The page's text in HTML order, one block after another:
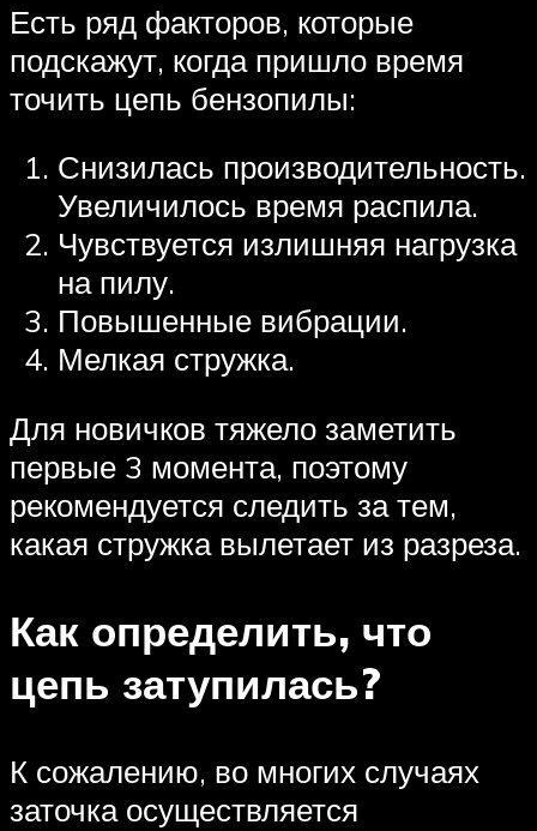
Есть ряд факторов, которые
подскажут, когда пришло время
точить цепь бензопилы:
Снизилась производительность.
Увеличилось время распила.
Чувствуется излишняя нагрузка
на пилу.
Повышенные вибрации.
Мелкая стружка.
Для новичков тяжело заметить
первые 3 момента, поэтому
рекомендуется следить за тем,
какая стружка вылетает из разреза.
Как определить, что
цепь затупилась?
К сожалению, во многих случаях
заточка осуществляется